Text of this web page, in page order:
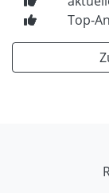
Top-